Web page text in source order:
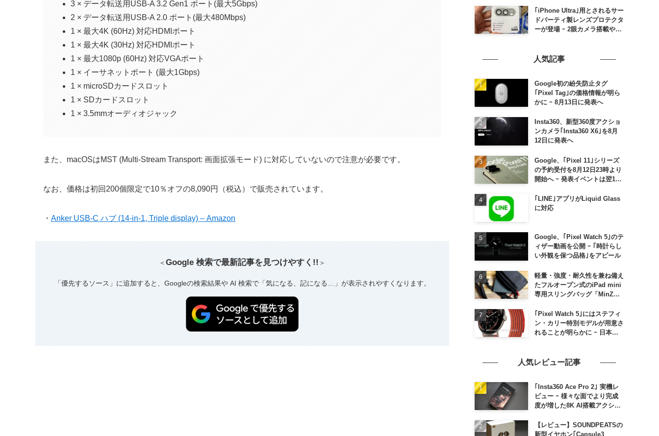
3 × データ転送用USB-A 3.2 Gen1 ポート(最大5Gbps)
2 × データ転送用USB-A 2.0 ポート(最大480Mbps)
1 × 最大4K (60Hz) 対応HDMIポート
1 × 最大4K (30Hz) 対応HDMIポート
1 × 最大1080p (60Hz) 対応VGAポート
1 × イーサネットポート (最大1Gbps)
1 × microSDカードスロット
1 × SDカードスロット
1 × 3.5mmオーディオジャック
また、macOSはMST (Multi-Stream Transport: 画面拡張モード) に対応していないので注意が必要です。
なお、価格は初回200個限定で10％オフの8,090円（税込）で販売されています。
・ Anker USB-C ハブ (14-in-1, Triple display) – Amazon
＜Google 検索で最新記事を見つけやすく!! ＞
「優先するソース」に追加すると、Googleの検索結果や AI 検索で「気になる、記になる…」が表示されやすくなります。
う｢iPhone Ultra｣用とされるサー
ドパーティ製レンズプロテクタ
ーが登場 ｰ 2眼カメラ搭載や一
人気記事
Google初の紛失防止タグ
｢Pixel Tag｣の価格情報が明ら
かに ｰ 8月13日に発表へ
Insta360、新型360度アクショ
ンカメラ｢Insta360 X6｣を8月
12日に発表へ
Google、｢Pixel 11｣シリーズ
の予約受付を8月12日23時より
開始へ ｰ 発表イベントは翌13
｢LINE｣アプリがLiquid Glass
に対応
Google、｢Pixel Watch 5｣のテ
ィザー動画を公開 ｰ ｢時計らし
い外観を保つ品格｣をアピール
軽量・強度・耐久性を兼ね備え
たフルオープン式のiPad mini
専用スリングバッグ「MinZ
発売
｢Pixel Watch 5｣にはステフィ
ン・カリー特別モデルが用意さ
れることが明らかに ｰ 日本で
人気レビュー記事
｢Insta360 Ace Pro 2｣ 実機レ
ビュー ｰ 様々な面でより完成
度が増した8K AI搭載アクショ
【レビュー】SOUNDPEATSの
新型イヤホン｢Capsule3